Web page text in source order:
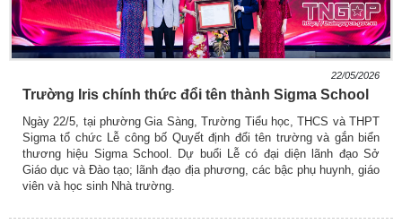
22/05/2026
Trường Iris chính thức đổi tên thành Sigma School
Ngày 22/5, tại phường Gia Sàng, Trường Tiểu học, THCS và THPT
Sigma tổ chức Lễ công bố Quyết định đổi tên trường và gắn biển
thương hiệu Sigma School. Dự buổi Lễ có đại diện lãnh đạo Sở
Giáo dục và Đào tạo; lãnh đạo địa phương, các bậc phụ huynh, giáo
viên và học sinh Nhà trường.